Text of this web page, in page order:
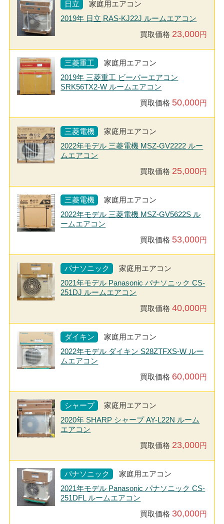
日立
家庭用エアコン
2019年 日立 RAS-KJ22J ルームエアコン
買取価格 23,000円
三菱重工
家庭用エアコン
2019年 三菱重工 ビーバーエアコン
SRK56TX2-W ルームエアコン
買取価格 50,000円
三菱電機
家庭用エアコン
2022年モデル 三菱電機 MSZ-GV2222 ルー
ムエアコン
買取価格 25,000円
三菱電機
家庭用エアコン
2022年モデル 三菱電機 MSZ-GV5622S ル
ームエアコン
買取価格 53,000円
パナソニック
家庭用エアコン
2021年モデル Panasonic パナソニック CS-
251DJ ルームエアコン
買取価格40,000円
ダイキン
家庭用エアコン
2022年モデル ダイキン S28ZTFXS-W ルー
ムエアコン
買取価格 60,000円
シャープ
家庭用エアコン
2020年 SHARP シャープ AY-L22N ルーム
エアコン
買取価格 23,000円
パナソニック
家庭用エアコン
2021年モデル Panasonic パナソニック CS-
251DFL ルームエアコン
買取価格 30,000円